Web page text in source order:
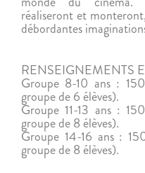
réaliseront et
débordantes
RENSEIGNEMENTS
Groupe 8-10 ans :
groupe de 6 élèves).
Groupe 11-13 ans :
groupe de 8 élèves).
Groupe 14-16 ans :
groupe de 8 élèves).